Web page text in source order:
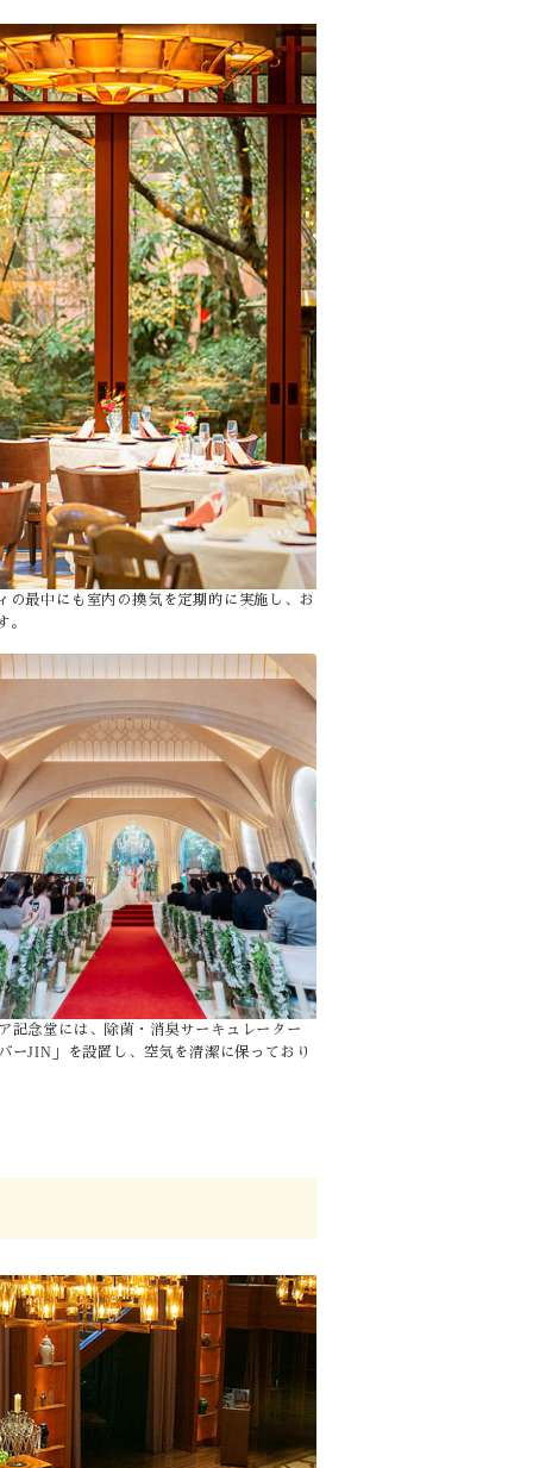
の最中にも室内の換気を定期的に実施し、お
記念堂には、除菌・消臭サーキュレーター
バーJIN」を設置し、空気を清潔に保っており